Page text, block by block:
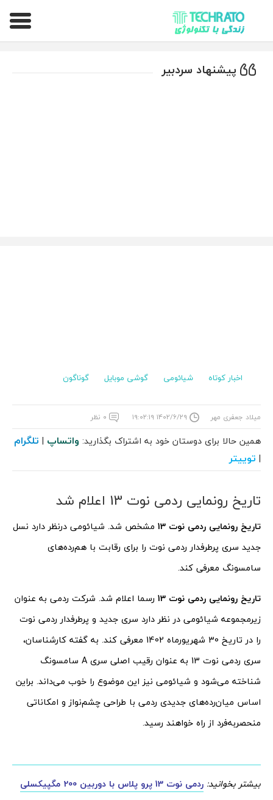
تکراتو – زندگی با تکنولوژی
پیشنهاد سردبیر
اخبار کوتاه شیائومی گوشی موبایل گوناگون
میلاد جعفری مهر ۱۴۰۲/۶/۲۹ ۱۹:۰۲:۱۹ ۰ نظر
همین حالا برای دوستان خود به اشتراک بگذارید: واتساپ | تلگرام
| توییتر
تاریخ رونمایی ردمی نوت 13 اعلام شد
تاریخ رونمایی ردمی نوت 13
مشخص شد. شیائومی درنظر دارد نسل
جدید سری پرطرفدار ردمی نوت را برای رقابت با هم‌رده‌های
سامسونگ معرفی کند.
تاریخ رونمایی ردمی نوت 13
رسما اعلام شد. شرکت ردمی به عنوان
زیرمجموعه شیائومی در نظر دارد سری جدید و پرطرفدار ردمی نوت
را در تاریخ 30 شهریورماه 1402 معرفی کند. به گفته کارشناسان،
سری ردمی نوت 13 به عنوان رقیب اصلی سری A سامسونگ
شناخته می‌شود و شیائومی نیز این موضوع را خوب می‌داند. براین
اساس میان‌رده‌های جدیدی ردمی با طراحی چشم‌نواز و امکاناتی
منحصربه‌فرد از راه خواهند رسید.
بیشتر بخوانید:
ردمی نوت 13 پرو پلاس با دوربین 200 مگپیکسلی